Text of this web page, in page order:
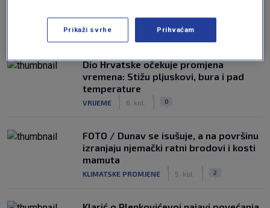
NAJČITANIJE
Dio Hrvatske očekuje promjena
vremena: Stižu pljuskovi, bura i pad
temperature
VRIJEME 6. kol. 0
FOTO / Dunav se isušuje, a na površinu
izranjaju njemački ratni brodovi i kosti
mamuta
KLIMATSKE PROMJENE 5. kol. 2
Prikaži svrhe Prihvaćam